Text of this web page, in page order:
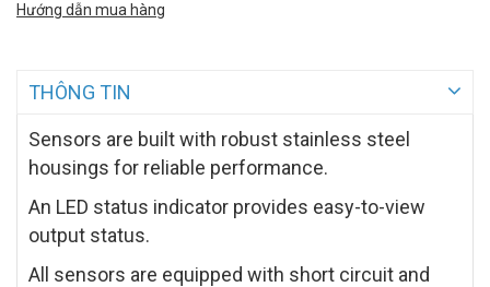
Hướng dẫn mua hàng
THÔNG TIN
Sensors are built with robust stainless steel
housings for reliable performance.
An LED status indicator provides easy-to-view
output status.
All sensors are equipped with short circuit and